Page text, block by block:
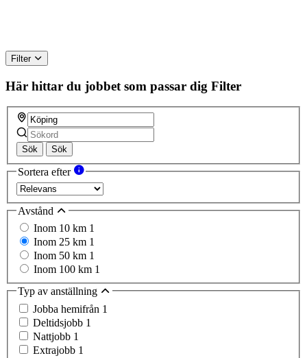
Filter
Här hittar du jobbet som passar dig Filter
Sök Sök
Sortera efter
Avstånd
Inom 10 km 1
Inom 25 km 1
Inom 50 km 1
Inom 100 km 1
Typ av anställning
Jobba hemifrån 1
Deltidsjobb 1
Nattjobb 1
Extrajobb 1